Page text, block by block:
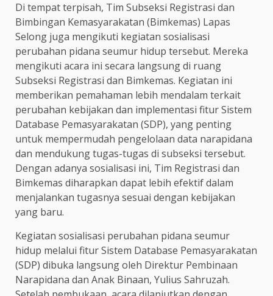
Di tempat terpisah, Tim Subseksi Registrasi dan
Bimbingan Kemasyarakatan (Bimkemas) Lapas
Selong juga mengikuti kegiatan sosialisasi
perubahan pidana seumur hidup tersebut. Mereka
mengikuti acara ini secara langsung di ruang
Subseksi Registrasi dan Bimkemas. Kegiatan ini
memberikan pemahaman lebih mendalam terkait
perubahan kebijakan dan implementasi fitur Sistem
Database Pemasyarakatan (SDP), yang penting
untuk mempermudah pengelolaan data narapidana
dan mendukung tugas-tugas di subseksi tersebut.
Dengan adanya sosialisasi ini, Tim Registrasi dan
Bimkemas diharapkan dapat lebih efektif dalam
menjalankan tugasnya sesuai dengan kebijakan
yang baru.
Kegiatan sosialisasi perubahan pidana seumur
hidup melalui fitur Sistem Database Pemasyarakatan
(SDP) dibuka langsung oleh Direktur Pembinaan
Narapidana dan Anak Binaan, Yulius Sahruzah.